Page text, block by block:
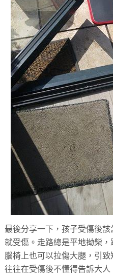
最後分享一下，孩子受傷後
就受傷。走路總是平地拗柴
腦椅上也可以拉傷大腿，引
往往在受傷後不懂得告訴大